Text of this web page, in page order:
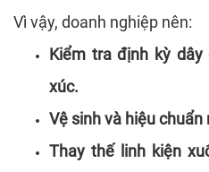
Vì vậy, doanh nghiệp nên:
Kiểm tra định kỳ
xúc.
Vệ sinh và hiệu
Thay thế linh kiện